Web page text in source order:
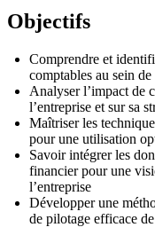
Objectifs
Comprendre et
comptables au sein de
Analyser l’impact de
l’entreprise et sur sa
Maîtriser les
pour une utilisation
Savoir intégrer les
financier pour une
l’entreprise
Développer une
de pilotage efficace